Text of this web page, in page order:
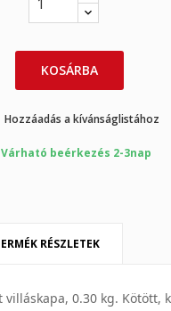
KOSÁRBA
Hozzáadás a kívánságlistához
Várható beérkezés 2-3nap
RÉSZLETEK
0.30 kg. Kötött,
létrehozása
a termékek